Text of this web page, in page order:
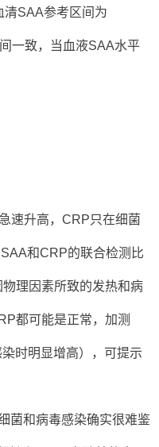
清SAA参考区间为
一致，当血液SAA水平
速升高，CRP只在细菌
和CRP的联合检测比
理因素所致的发热和病
都可能是正常，加测
时明显增高），可提示
菌和病毒感染确实很难鉴